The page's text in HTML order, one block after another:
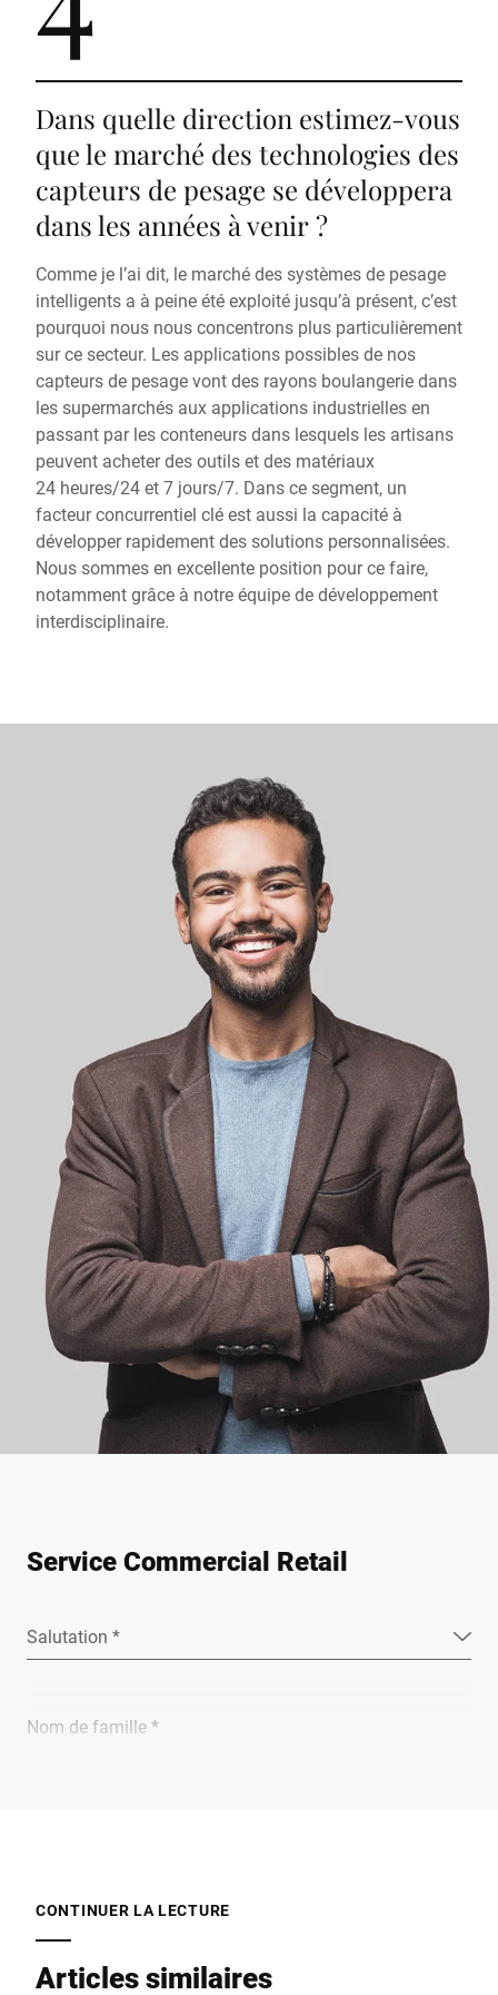
Dans quelle direction estimez-vous
que le marché des technologies des
capteurs de pesage se développera
dans les années à venir ?
Comme je l’ai dit, le marché des systèmes de pesage
intelligents a à peine été exploité jusqu’à présent, c’est
pourquoi nous nous concentrons plus particulièrement
sur ce secteur. Les applications possibles de nos
capteurs de pesage vont des rayons boulangerie dans
les supermarchés aux applications industrielles en
passant par les conteneurs dans lesquels les artisans
peuvent acheter des outils et des matériaux
24 heures/24 et 7 jours/7. Dans ce segment, un
facteur concurrentiel clé est aussi la capacité à
développer rapidement des solutions personnalisées.
Nous sommes en excellente position pour ce faire,
notamment grâce à notre équipe de développement
interdisciplinaire.
Service Commercial Retail
Salutation *
Nom de famille *
E-Mail *
CONTINUER LA LECTURE
Articles similaires